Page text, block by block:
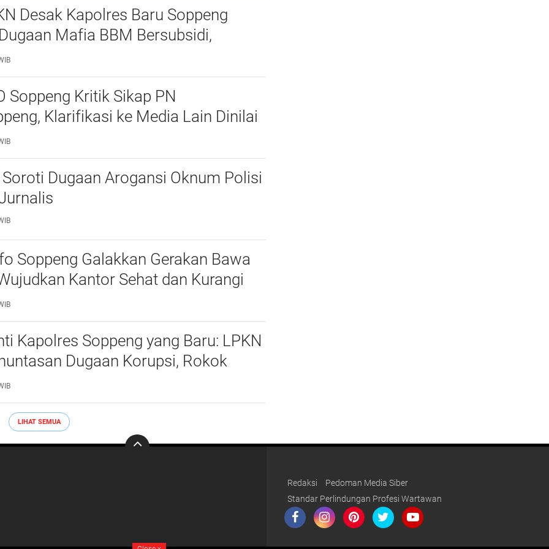
Desak Kapolres Baru Soppeng
Mafia BBM Bersubsidi,
Jadi Sorotan
Soppeng Kritik Sikap PN
Klarifikasi ke Media Lain Dinilai
Keterbukaan Informasi
Soroti Dugaan Arogansi Oknum Polisi
Soppeng Galakkan Gerakan Bawa
Kantor Sehat dan Kurangi
Kapolres Soppeng yang Baru: LPKN
Dugaan Korupsi, Rokok
Tambang Tak Berizin
LIHAT SEMUA
Redaksi
Pedoman Media Siber
Standar Perlindungan Profesi Wartawan